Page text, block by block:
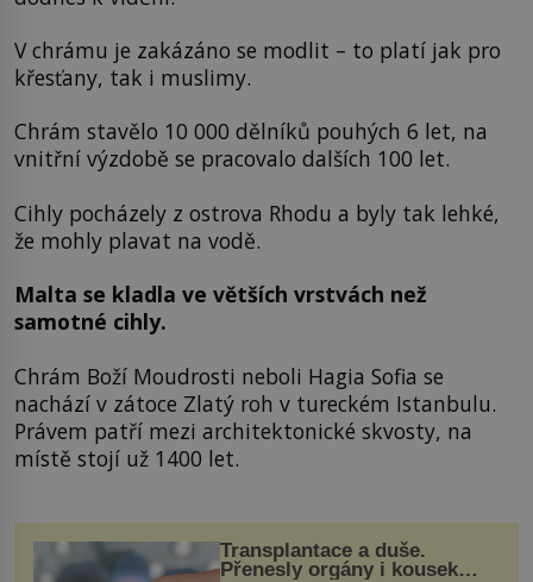
V chrámu je zakázáno se modlit – to platí jak pro
křesťany, tak i muslimy.
Chrám stavělo 10 000 dělníků pouhých 6 let, na
vnitřní výzdobě se pracovalo dalších 100 let.
Cihly pocházely z ostrova Rhodu a byly tak lehké,
že mohly plavat na vodě.
Malta se kladla ve větších vrstvách než
samotné cihly.
Chrám Boží Moudrosti neboli Hagia Sofia se
nachází v zátoce Zlatý roh v tureckém Istanbulu.
Právem patří mezi architektonické skvosty, na
místě stojí už 1400 let.
Transplantace a duše.
Přenesly orgány i kousek